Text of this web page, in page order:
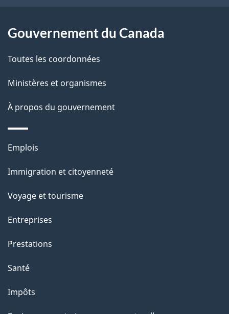
a
g
e
a
c
i
o
s
u
e
t
e
a
g
Gouvernement du Canada
Toutes les coordonnées
Ministères et organismes
À propos du gouvernement
Thèmes
sujets
Emplois
Immigration et citoyenneté
Voyage et tourisme
Entreprises
Prestations
Santé
Impôts